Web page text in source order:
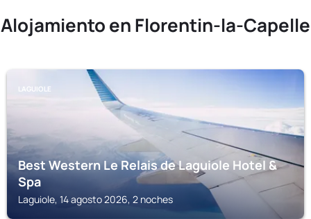
Alojamiento en Florentin-la-Capelle
LAGUIOLE
Best Western Le Relais de Laguiole Hotel &
Spa
Laguiole, 14 agosto 2026, 2 noches